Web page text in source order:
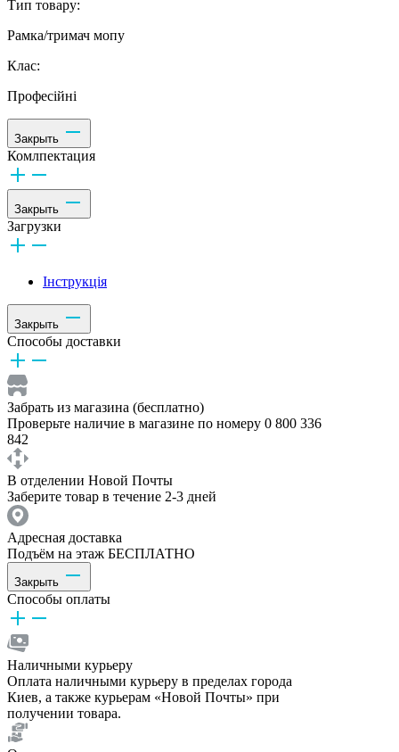
Тип товару:
Рамка/тримач мопу
Клас:
Професійні
Закрыть
Комлпектация
Закрыть
Загрузки
Інструкція
Закрыть
Способы доставки
Забрать из магазина (бесплатно)
Проверьте наличие в магазине по номеру 0 800 336
842
В отделении Новой Почты
Заберите товар в течение 2-3 дней
Адресная доставка
Подъём на этаж БЕСПЛАТНО
Закрыть
Способы оплаты
Наличными курьеру
Оплата наличными курьеру в пределах города
Киев, а также курьерам «Новой Почты» при
получении товара.